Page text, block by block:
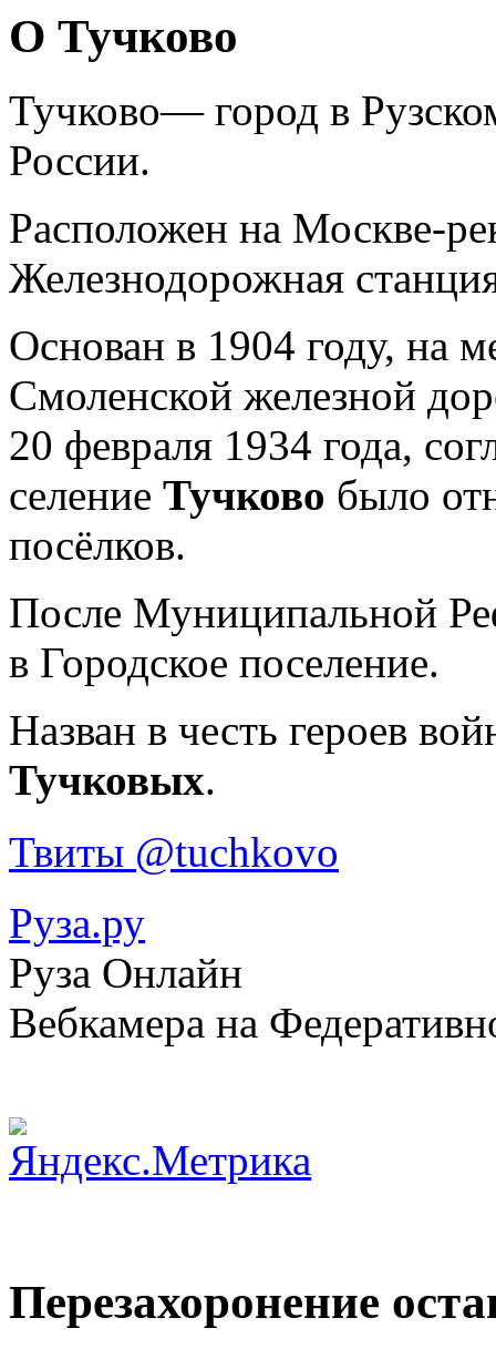
О Тучково
Тучково— город в
России.
Расположен на Москве-
Железнодорожная
Основан в 1904 году, на
Смоленской железной
20 февраля 1934 года,
селение Тучково было
посёлков.
После Муниципальной
в Городское поселение.
Назван в честь героев
Тучковых.
Твиты @tuchkovo
Руза.ру
Руза Онлайн
Вебкамера на
Перезахоронение